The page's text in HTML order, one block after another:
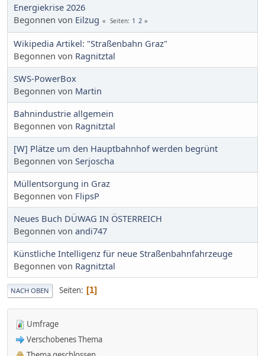
Energiekrise 2026
Begonnen von Eilzug Seiten 1 2
Wikipedia Artikel: "Straßenbahn Graz"
Begonnen von Ragnitztal
SWS-PowerBox
Begonnen von Martin
Bahnindustrie allgemein
Begonnen von Ragnitztal
[W] Plätze um den Hauptbahnhof werden begrünt
Begonnen von Serjoscha
Müllentsorgung in Graz
Begonnen von FlipsP
Neues Buch DÜWAG IN ÖSTERREICH
Begonnen von andi747
Künstliche Intelligenz für neue Straßenbahnfahrzeuge
Begonnen von Ragnitztal
NACH OBEN Seiten 1
Umfrage
Verschobenes Thema